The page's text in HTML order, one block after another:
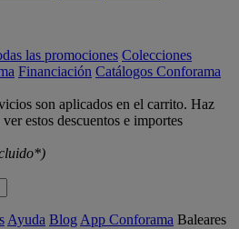
las promociones Colecciones
Financiación Catálogos Conforama
son aplicados en el carrito. Haz
estos descuentos e importes
Ayuda Blog App Conforama Baleares